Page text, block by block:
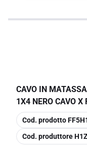
CAVO IN MATASSA
1X4 NERO CAVO X
copia
Cod. prodotto
copia
Cod. produttore